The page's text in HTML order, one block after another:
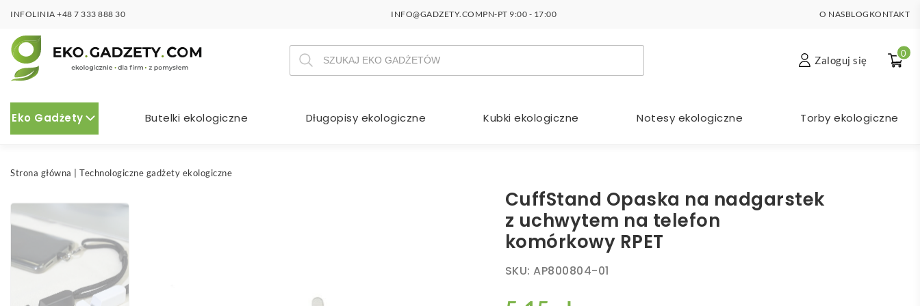
INFOLINIA +48 7 333 888 30 INFO@GADZETY.COMPN-PT 9:00 - 17:00 O NASBLOG KONTAKT
Wyszukiwarka
produktów
Zaloguj się
0
Eko Gadżety Butelki ekologiczne Długopisy ekologiczne Kubki ekologiczne Notesy ekologiczne Torby ekologiczne
Strona główna Technologiczne gadżety ekologiczne
CuffStand Opaska na nadgarstek
z uchwytem na telefon
komórkowy RPET
SKU:AP800804-01